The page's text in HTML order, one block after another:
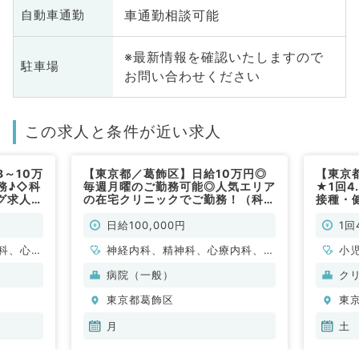
自動車通勤 車通勤相談可能
駐車場
※最新情報を確認いたしますので
お問い合わせください
この求人と条件が近い求人
～10万
♪◇科
求人
、心療
【東京都／葛飾区】日給10万円◎
毎週月曜のご勤務可能◎人気エリア
の在宅クリニックでご勤務！（科目
日給100,000円
神経内科、精神科、心療内科、小
児科、整形外科、脳神経外科、心
鼻咽喉科、一般内科、循環器内
科、呼吸器内科、消化器内科、内
病院（一般）
東京都葛飾区
月
【東
★1回
接種・
1
小
ク
東
土